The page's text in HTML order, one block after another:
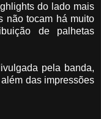
do lado mais
não tocam há muito
de palhetas
pela banda,
das impressões